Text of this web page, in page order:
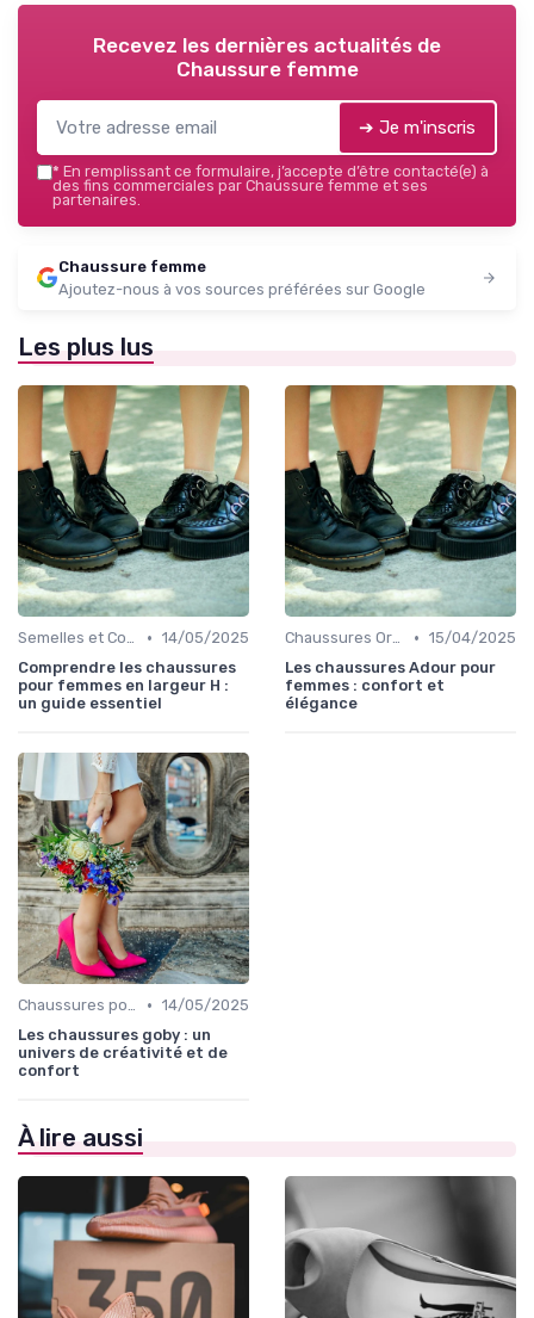
Recevez les dernières actualités de
Chaussure femme
➔ Je m'inscris
* En remplissant ce formulaire, j’accepte d’être contacté(e) à
des fins commerciales par Chaussure femme et ses
partenaires.
Chaussure femme
Ajoutez-nous à vos sources préférées sur Google
Les plus lus
Semelles et Confort du Pied • 14/05/2025
Comprendre les chaussures
pour femmes en largeur H :
un guide essentiel
Chaussures Orthopédiques • 15/04/2025
Les chaussures Adour pour
femmes : confort et
élégance
Chaussures pour Occasions Spéciales • 14/05/2025
Les chaussures goby : un
univers de créativité et de
confort
À lire aussi